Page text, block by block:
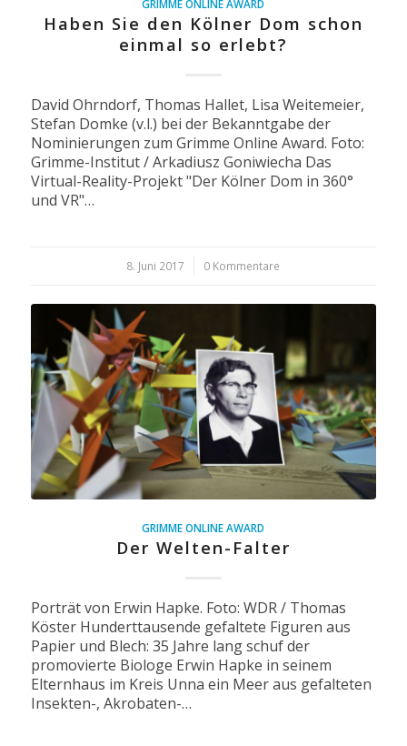
GRIMME ONLINE AWARD
Haben Sie den Kölner Dom schon
einmal so erlebt?
David Ohrndorf, Thomas Hallet, Lisa Weitemeier,
Stefan Domke (v.l.) bei der Bekanntgabe der
Nominierungen zum Grimme Online Award. Foto:
Grimme-Institut / Arkadiusz Goniwiecha Das
Virtual-Reality-Projekt "Der Kölner Dom in 360°
und VR"…
8. Juni 2017
/ 0 Kommentare
GRIMME ONLINE AWARD
Der Welten-Falter
Porträt von Erwin Hapke. Foto: WDR / Thomas
Köster Hunderttausende gefaltete Figuren aus
Papier und Blech: 35 Jahre lang schuf der
promovierte Biologe Erwin Hapke in seinem
Elternhaus im Kreis Unna ein Meer aus gefalteten
Insekten-, Akrobaten-…